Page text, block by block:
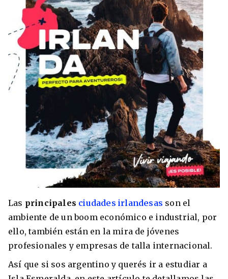
vacunados contra el Covid-19
Agustina Fontirroig 23/11/2021
8 ciudades para tomar cursos de inglés
intensivo
México
VER TODOS LOS PAÍSES
Estudia un Bachelor de IT en Cork
Las principales ciudades irlandesas son el
ambiente de un boom económico e industrial, por
ello, también están en la mira de jóvenes
profesionales y empresas de talla internacional.
Así que si sos argentino y querés ir a estudiar a